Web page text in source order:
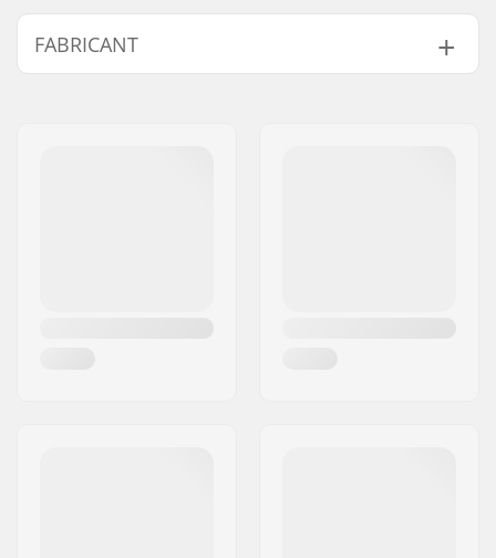
Type de
potence/Longueur:
50mm, Front load
Rise potence:
16mm
FABRICANT